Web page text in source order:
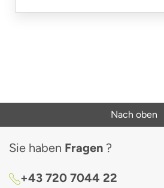
Nach oben
Sie haben Fragen ?
+43 720 7044 22